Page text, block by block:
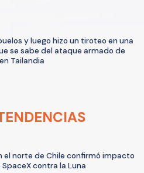
y luego hizo un tiroteo en una
se sabe del ataque armado de
Tailandia
el norte de Chile confirmó impacto
contra la Luna